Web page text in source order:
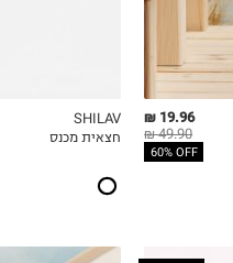
19.96 ₪
49.90 ₪
60% OFF
SHILAV
חצאית מכנס